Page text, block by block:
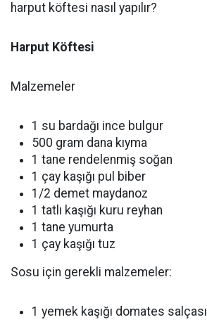
harput köftesi nasıl yapılır?
Harput Köftesi
Malzemeler
1 su bardağı ince bulgur
500 gram dana kıyma
1 tane rendelenmiş soğan
1 çay kaşığı pul biber
1/2 demet maydanoz
1 tatlı kaşığı kuru reyhan
1 tane yumurta
1 çay kaşığı tuz
Sosu için gerekli malzemeler:
1 yemek kaşığı domates salçası